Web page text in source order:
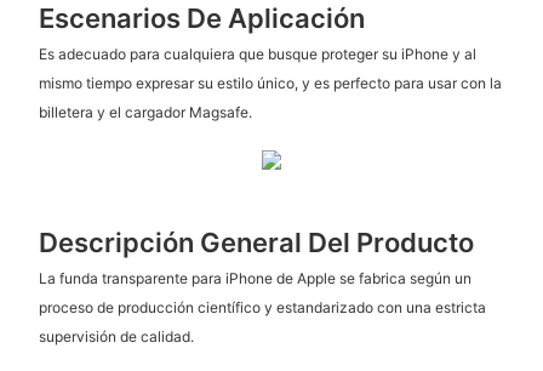
Escenarios De Aplicación
Es adecuado para cualquiera que busque proteger su iPhone y al
mismo tiempo expresar su estilo único, y es perfecto para usar con la
billetera y el cargador Magsafe.
Descripción General Del Producto
La funda transparente para iPhone de Apple se fabrica según un
proceso de producción científico y estandarizado con una estricta
supervisión de calidad.